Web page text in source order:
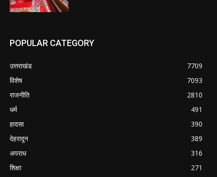
POPULAR CATEGORY
उत्तराखंड
7709
विशेष
7093
राजनीति
2810
धर्म
491
हादसा
390
देहरादून
389
अपराध
316
शिक्षा
271